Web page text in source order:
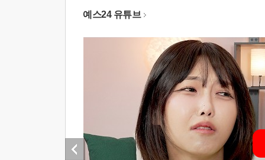
예스24 유튜브